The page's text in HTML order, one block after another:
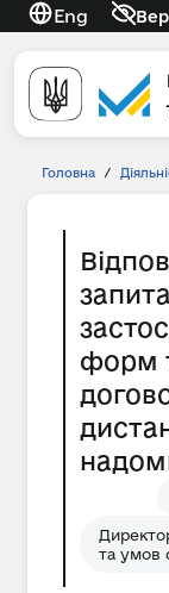
Eng
Головна /
форм
та умов